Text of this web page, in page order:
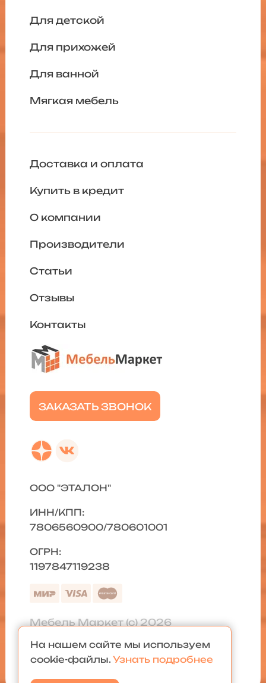
Для детской
Для прихожей
Для ванной
Мягкая мебель
ЗАКАЗАТЬ ЗВОНОК
Доставка и оплата
Купить в кредит
О компании
Производители
Статьи
Отзывы
Контакты
ООО "ЭТАЛОН"
ИНН/КПП:
7806560900/780601001
ОГРН:
1197847119238
Мебель Маркет (с) 2026
Политика конфиденциальности
Карта сайта
На нашем сайте мы используем
cookie-файлы. Узнать подробнее